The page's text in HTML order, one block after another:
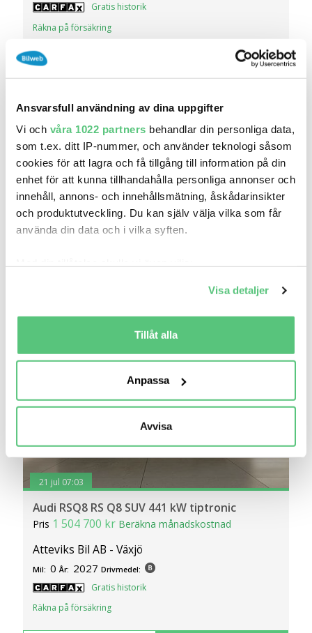
Ansvarsfull användning av dina uppgifter
Vi och våra 1022 partners behandlar din personliga data,
som t.ex. ditt IP-nummer, och använder teknologi såsom
cookies för att lagra och få tillgång till information på din
enhet för att kunna tillhandahålla personliga annonser och
innehåll, annons- och innehållsmätning, åskådarinsikter
och produktutveckling. Du kan själv välja vilka som får
använda din data och i vilka syften.
som kan ha en noggrannhet på upp till flera meter
Identifiera din enhet genom att aktivt skanna den
för specifika kännetecken (fingeravtryck)
Ta reda på mer om hur dina personliga uppgifter
Du kan ändra eller dra tillbaka ditt samtycke när som
helst från cookie-förklaringen.
en säker - och trygg marknadsplats och för att kunna ge
dig relevanta tips, nyheter och anpassad reklam. Genom
att klicka på Tillåt alla godkänner du vår hantering av
cookies och samtycker till att vi mäter och delar
partners. För att ändra vilka typer av cookies vi använder
klickar du på Anpassa. Du kan alltid ändra dina
inställningar för cookies.
Visa detaljer
Tillåt alla
Anpassa
Avvisa
Gratis historik
Räkna på försäkring
Vi värderar och köper din bil inför försäljning och
21 jul 07:03
Audi RSQ8 RS Q8 SUV 441 kW tiptronic
Pris 1 504 700 kr Beräkna månadskostnad
Atteviks Bil AB - Växjö
Mil: 0 År: 2027 Drivmedel:
Gratis historik
Räkna på försäkring